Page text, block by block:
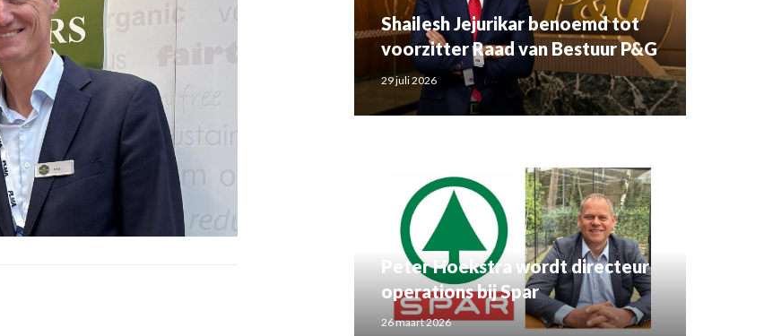
Shailesh Jejurikar benoemd tot
voorzitter Raad van Bestuur P&G
29 juli 2026
Peter Hoekstra wordt directeur
operations bij Spar
26 maart 2026